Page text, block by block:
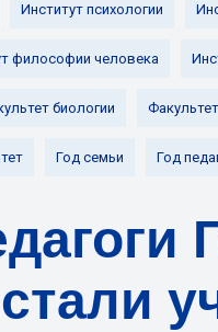
Институт психологии
философии человека
биологии
Год семьи Год